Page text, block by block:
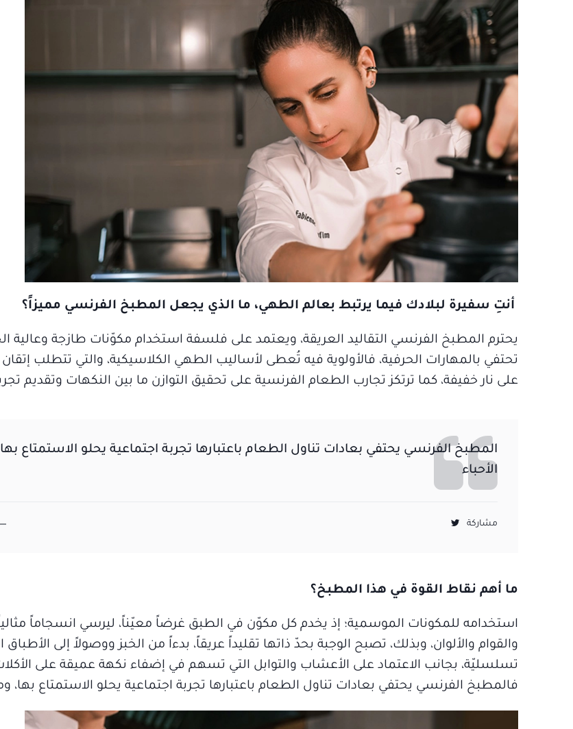
أنتِ سفيرة لبلادك فيما يرتبط بعالم الطهي، ما الذي يجعل المطبخ الفرنسي مميزاً؟
يحترم المطبخ الفرنسي التقاليد العريقة، ويعتمد على فلسفة استخدام مكوّنات طازجة وعالية
تحتفي بالمهارات الحرفية، فالأولوية فيه تُعطى لأساليب الطهي الكلاسيكية، والتي تتطلب
على نار خفيفة، كما ترتكز تجارب الطعام الفرنسية على تحقيق التوازن ما بين النكهات وتقديم
المطبخ الفرنسي يحتفي بعادات تناول الطعام باعتبارها تجربة اجتماعية يحلو الاستمتاع
الأحباء
مشاركة
ما أهم نقاط القوة في هذا المطبخ؟
استخدامه للمكونات الموسمية؛ إذ يخدم كل مكوّن في الطبق غرضاً معيّناً، ليرسي انسجاماً
والقوام والألوان، وبذلك، تصبح الوجبة بحدّ ذاتها تقليداً عريقاً، بدءاً من الخبز ووصولاً إلى
تسلسليّة، بجانب الاعتماد على الأعشاب والتوابل التي تسهم في إضفاء نكهة عميقة على
فالمطبخ الفرنسي يحتفي بعادات تناول الطعام باعتبارها تجربة اجتماعية يحلو الاستمتاع بها،